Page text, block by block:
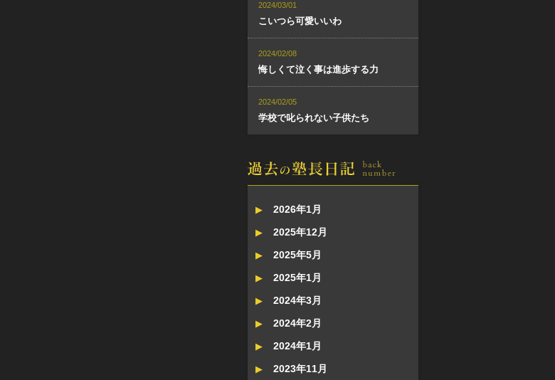
2024/03/01
こいつら可愛いいわ
2024/02/08
悔しくて泣く事は進歩する力
2024/02/05
学校で叱られない子供たち
2026年1月
2025年12月
2025年5月
2025年1月
2024年3月
2024年2月
2024年1月
2023年11月